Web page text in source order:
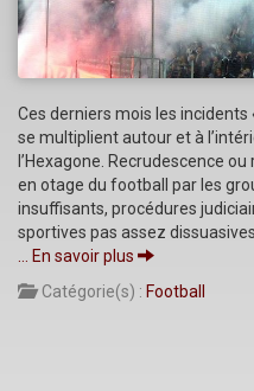
Ces derniers mois les incidents
se multiplient autour et à
l’Hexagone. Recrudescence
en otage du football par les
insuffisants, procédures
sportives pas assez
… En savoir plus
Catégorie(s) : Football